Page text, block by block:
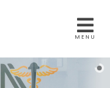
MENU